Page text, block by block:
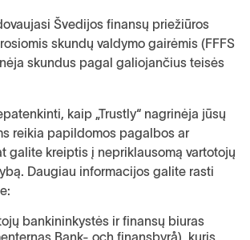
Švedijos finansų priežiūros
skundų valdymo gairėmis (FFFS
skundus pagal galiojančius teisės
kaip „Trustly“ nagrinėja jūsų
reikia papildomos pagalbos ar
galite kreiptis į nepriklausomą vartotojų
Daugiau informacijos galite rasti
bankininkystės ir finansų biuras
Bank- och finansbyrå), kuris